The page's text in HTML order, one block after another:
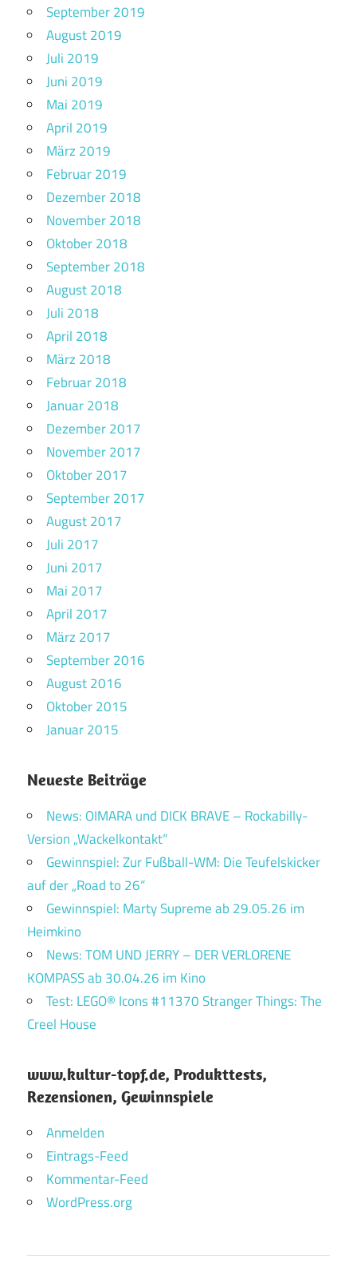
September 2019
August 2019
Juli 2019
Juni 2019
Mai 2019
April 2019
März 2019
Februar 2019
Dezember 2018
November 2018
Oktober 2018
September 2018
August 2018
Juli 2018
April 2018
März 2018
Februar 2018
Januar 2018
Dezember 2017
November 2017
Oktober 2017
September 2017
August 2017
Juli 2017
Juni 2017
Mai 2017
April 2017
März 2017
September 2016
August 2016
Oktober 2015
Januar 2015
Neueste Beiträge
News: OIMARA und DICK BRAVE – Rockabilly-
Version „Wackelkontakt“
Gewinnspiel: Zur Fußball-WM: Die Teufelskicker
auf der „Road to 26“
Gewinnspiel: Marty Supreme ab 29.05.26 im
Heimkino
News: TOM UND JERRY – DER VERLORENE
KOMPASS ab 30.04.26 im Kino
Test: LEGO® Icons #11370 Stranger Things: The
Creel House
www.kultur-topf.de, Produkttests,
Rezensionen, Gewinnspiele
Anmelden
Eintrags-Feed
Kommentar-Feed
WordPress.org